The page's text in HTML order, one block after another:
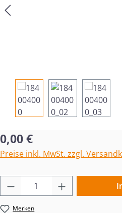
Regulärer Preis:
0,00 €
Preise inkl. MwSt. zzgl.
Produkt Anzahl: Gib
Merken